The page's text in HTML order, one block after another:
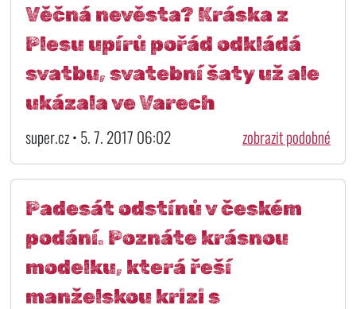
Věčná nevěsta? Kráska z
Plesu upírů pořád odkládá
svatbu, svatební šaty už ale
ukázala ve Varech
super.cz • 5. 7. 2017 06:02 zobrazit podobné
Padesát odstínů v českém
podání. Poznáte krásnou
modelku, která řeší
manželskou krizi s